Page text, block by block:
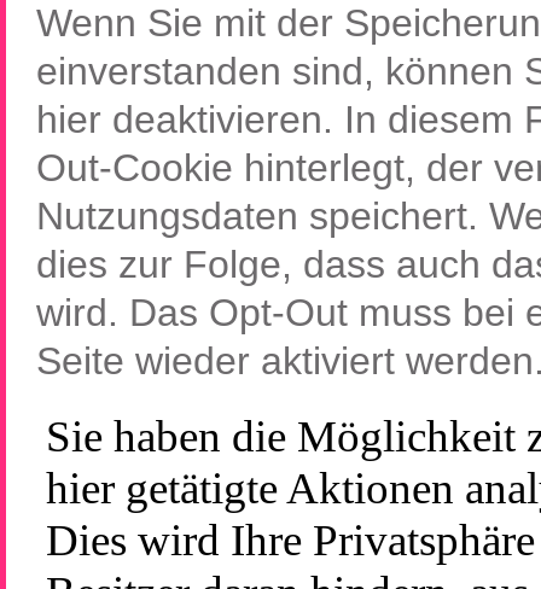
Wenn Sie mit der
einverstanden sind, können
hier deaktivieren. In diesem
Out-Cookie hinterlegt, der
Nutzungsdaten speichert.
dies zur Folge, dass auch
wird. Das Opt-Out muss bei
Seite wieder aktiviert